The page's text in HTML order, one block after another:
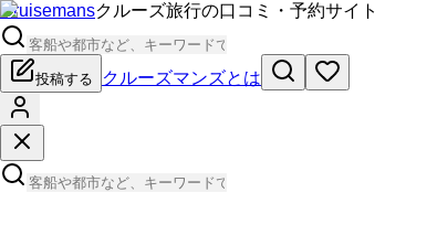
Cruisemansクルーズ旅行の口コミ・予約サイト
投稿する クルーズマンズとは